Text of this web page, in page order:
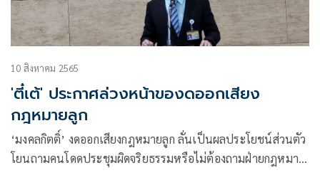
10 สิงหาคม 2565
'ตี๋เต้' ประกาศล่วงหน้าของดออกเสียง
กฎหมายลูก
‘มงคลกิตติ์’ งดออกเสียงกฎหมายลูก ลั่นเป็นผลประโยชน์ส่วนตัว
โยนถามคนโดดประชุมผิดจริยธรรมหรือไม่ต้องถามฝ่ายกฎหมาย-